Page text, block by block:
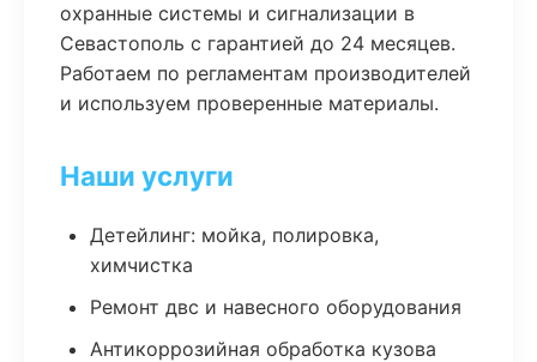
охранные системы и сигнализации в
Севастополь с гарантией до 24 месяцев.
Работаем по регламентам производителей
и используем проверенные материалы.
Наши услуги
Детейлинг: мойка, полировка,
химчистка
Ремонт двс и навесного оборудования
Антикоррозийная обработка кузова